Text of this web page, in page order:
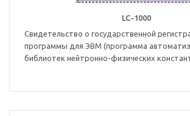
LC-1000
Свидетельство о государственной
программы для ЭВМ (программа
библиотек нейтронно-физических